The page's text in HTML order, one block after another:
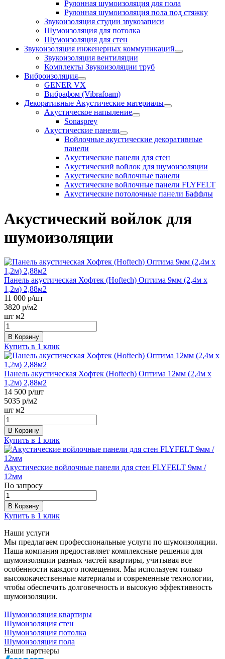
Рулонная шумоизоляция для пола
Рулонная шумоизоляция пола под стяжку
Звукоизоляция студии звукозаписи
Шумоизоляция для потолка
Шумоизоляция для стен
Звукоизоляция инженерных коммуникаций
Звукоизоляция вентиляции
Комплекты Звукоизоляции труб
Виброизоляция
GENER VX
Вибрафом (Vibrafoam)
Декоративные Акустические материалы
Акустическое напыление
Sonasprey
Акустические панели
Войлочные акустические декоративные
панели
Акустические панели для стен
Акустический войлок для шумоизоляции
Акустические войлочные панели
Акустические войлочные панели FLYFELT
Акустические потолочные панели Баффлы
Акустический войлок для
шумоизоляции
Панель акустическая Хофтек (Hoftech) Оптима 9мм (2,4м х
1,2м) 2,88м2
11 000 р/шт
3820 р/м2
шт м2
В Корзину
Купить в 1 клик
Панель акустическая Хофтек (Hoftech) Оптима 12мм (2,4м х
1,2м) 2,88м2
14 500 р/шт
5035 р/м2
шт м2
В Корзину
Купить в 1 клик
Акустические войлочные панели для стен FLYFELT 9мм /
12мм
По запросу
В Корзину
Купить в 1 клик
Наши услуги
Мы предлагаем профессиональные услуги по шумоизоляции.
Наша компания предоставляет комплексные решения для
шумоизоляции разных частей квартиры, учитывая все
особенности каждого помещения. Мы используем только
высококачественные материалы и современные технологии,
чтобы обеспечить долговечность и высокую эффективность
шумоизоляции.
Шумоизоляция квартиры
Шумоизоляция стен
Шумоизоляция потолка
Шумоизоляция пола
Наши партнеры